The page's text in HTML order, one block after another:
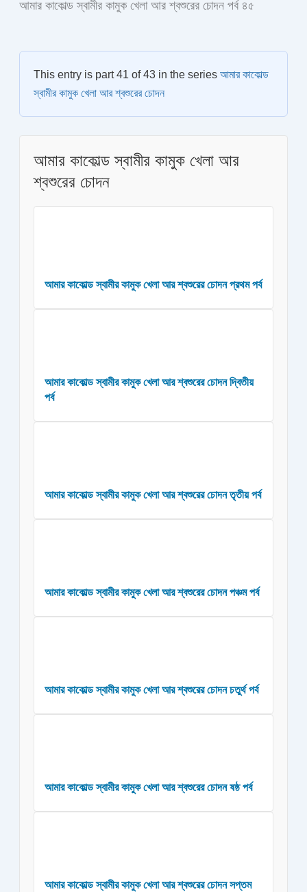
আমার কাকোল্ড স্বামীর কামুক খেলা আর শ্বশুরের চোদন পর্ব ৪৫
This entry is part 41 of 43 in the series আমার কাকোল্ড
স্বামীর কামুক খেলা আর শ্বশুরের চোদন
আমার কাকোল্ড স্বামীর কামুক খেলা আর
শ্বশুরের চোদন
আমার কাকোল্ড স্বামীর কামুক খেলা আর শ্বশুরের চোদন প্রথম পর্ব
আমার কাকোল্ড স্বামীর কামুক খেলা আর শ্বশুরের চোদন দ্বিতীয়
পর্ব
আমার কাকোল্ড স্বামীর কামুক খেলা আর শ্বশুরের চোদন তৃতীয় পর্ব
আমার কাকোল্ড স্বামীর কামুক খেলা আর শ্বশুরের চোদন পঞ্চম পর্ব
আমার কাকোল্ড স্বামীর কামুক খেলা আর শ্বশুরের চোদন চতুর্থ পর্ব
আমার কাকোল্ড স্বামীর কামুক খেলা আর শ্বশুরের চোদন ষষ্ঠ পর্ব
আমার কাকোল্ড স্বামীর কামুক খেলা আর শ্বশুরের চোদন সপ্তম